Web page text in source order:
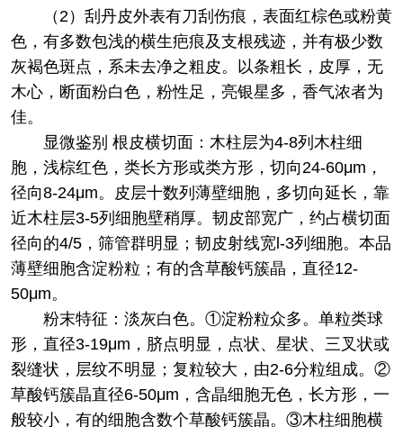
（2）刮丹皮外表有刀刮伤痕，表面红棕色或粉黄
色，有多数包浅的横生疤痕及支根残迹，并有极少数
灰褐色斑点，系未去净之粗皮。以条粗长，皮厚，无
木心，断面粉白色，粉性足，亮银星多，香气浓者为
佳。
显微鉴别 根皮横切面：木柱层为4-8列木柱细
胞，浅棕红色，类长方形或类方形，切向24-60μm，
径向8-24μm。皮层十数列薄壁细胞，多切向延长，靠
近木柱层3-5列细胞壁稍厚。韧皮部宽广，约占横切面
径向的4/5，筛管群明显；韧皮射线宽l-3列细胞。本品
薄壁细胞含淀粉粒；有的含草酸钙簇晶，直径12-
50μm。
粉末特征：淡灰白色。①淀粉粒众多。单粒类球
形，直径3-19μm，脐点明显，点状、星状、三叉状或
裂缝状，层纹不明显；复粒较大，由2-6分粒组成。②
草酸钙簇晶直径6-50μm，含晶细胞无色，长方形，一
般较小，有的细胞含数个草酸钙簇晶。③木柱细胞横